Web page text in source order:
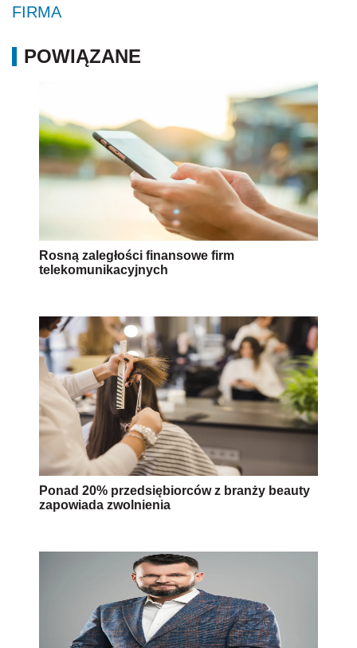
FIRMA
POWIĄZANE
Rosną zaległości finansowe firm
telekomunikacyjnych
Ponad 20% przedsiębiorców z branży beauty
zapowiada zwolnienia